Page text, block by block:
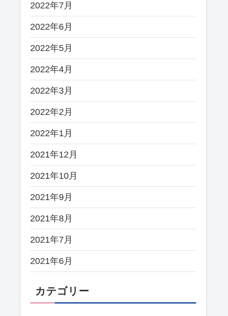
2022年7月
2022年6月
2022年5月
2022年4月
2022年3月
2022年2月
2022年1月
2021年12月
2021年10月
2021年9月
2021年8月
2021年7月
2021年6月
カテゴリー